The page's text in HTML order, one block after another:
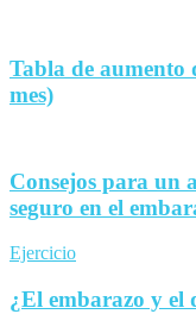
Tabla de aumento
mes)
Consejos para un
seguro en el
Ejercicio
¿El embarazo y el